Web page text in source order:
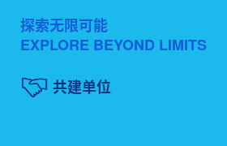
探索无限可能
EXPLORE BEYOND LIMITS
共建单位